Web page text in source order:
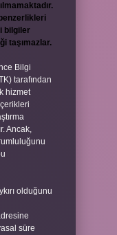
bilgiler
taşımazlar.
Bilgi
tarafından
hizmet
Ancak,
olduğunu
süre